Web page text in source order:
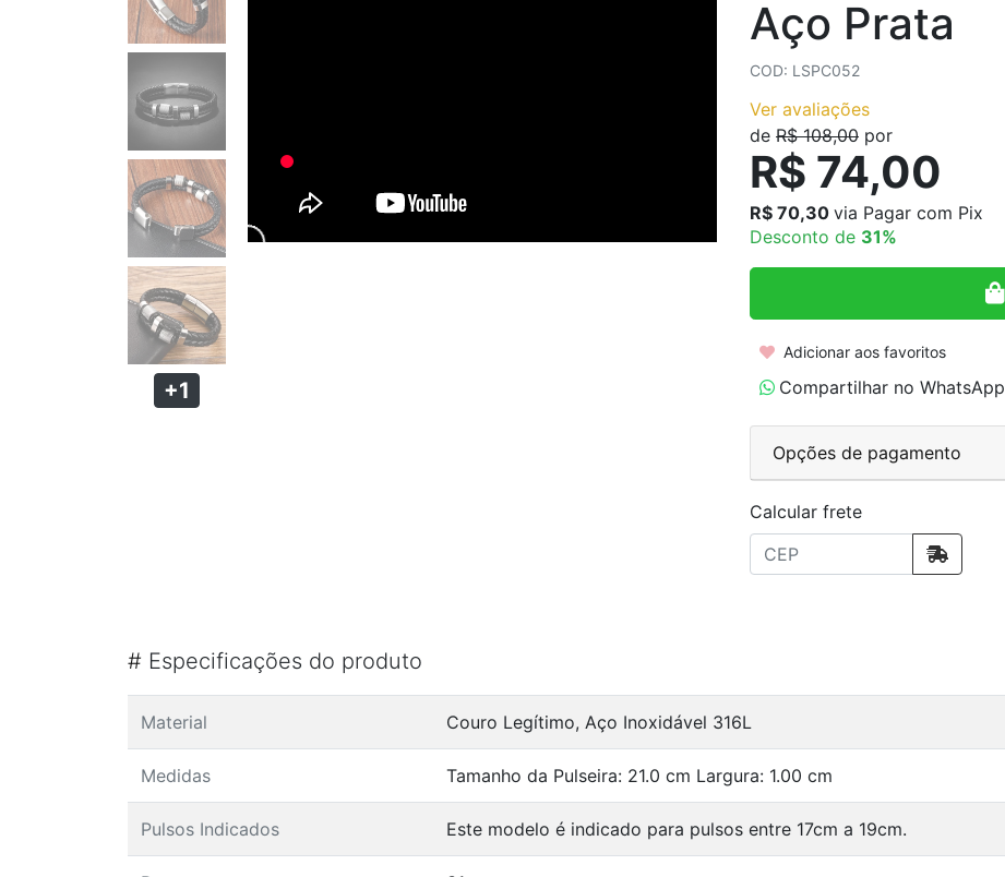
PULSEIRA MAGNÉTICA
PULSEIRA DE SILICONE MASCULINA
COLARES AÇO INOXIDÁVEL
ANÉIS MASCULINOS
ANÉIS DE AÇO
ANÉIS DE TUGSTÊNIO
ANÉIS MAGNÉTICOS DE COBRE
+1
Aço Prata
COD: LSPC052
Ver avaliações
de R$ 108,00 por
R$ 74,00
R$ 70,30 via Pagar com Pix
Desconto de 31%
Adicionar aos favoritos
Compartilhar no WhatsApp
Opções de pagamento
Calcular frete
# Especificações do produto
Material Couro Legítimo, Aço Inoxidável 316L
Medidas Tamanho da Pulseira: 21.0 cm Largura: 1.00 cm
Pulsos Indicados Este modelo é indicado para pulsos entre 17cm a 19cm.